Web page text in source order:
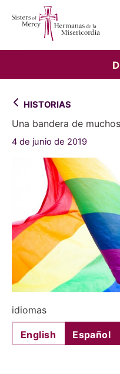
HISTORIAS
Una bandera de
4 de junio de 2019
idiomas
English Español